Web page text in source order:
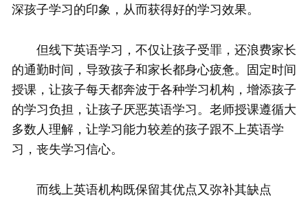
深孩子学习的印象，从而获得好的学习效果。
但线下英语学习，不仅让孩子受罪，还浪费家长
的通勤时间，导致孩子和家长都身心疲惫。固定时间
授课，让孩子每天都奔波于各种学习机构，增添孩子
的学习负担，让孩子厌恶英语学习。老师授课遵循大
多数人理解，让学习能力较差的孩子跟不上英语学
习，丧失学习信心。
而线上英语机构既保留其优点又弥补其缺点